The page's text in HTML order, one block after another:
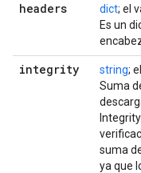
headers dict; el
Es un
integrity string;
Suma
suma
ya que